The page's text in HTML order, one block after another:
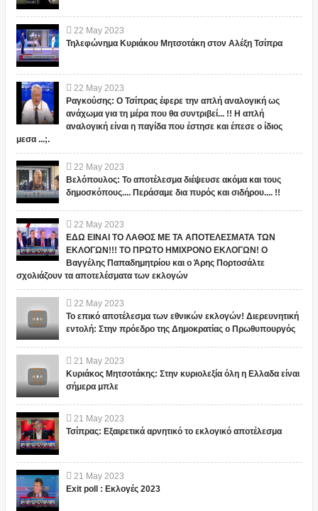
22 May 2023
Τηλεφώνημα Κυριάκου Μητσοτάκη στον Αλέξη Τσίπρα
22 May 2023
Ραγκούσης: Ο Τσίπρας έφερε την απλή αναλογική ως
ανάχωμα για τη μέρα που θα συντριβεί... !! Η απλή
αναλογική είναι η παγίδα που έστησε και έπεσε ο ίδιος
μεσα ...;.
22 May 2023
Βελόπουλος: Το αποτέλεσμα διέψευσε ακόμα και τους
δημοσκόπους.... Περάσαμε δια πυρός και σιδήρου.... !!
22 May 2023
ΕΔΩ ΕΙΝΑΙ ΤΟ ΛΑΘΟΣ ΜΕ ΤΑ ΑΠΟΤΕΛΕΣΜΑΤΑ ΤΩΝ
ΕΚΛΟΓΩΝ!!! ΤΟ ΠΡΩΤΟ ΗΜΙΧΡΟΝΟ ΕΚΛΟΓΩΝ! Ο
Βαγγέλης Παπαδημητρίου και ο Άρης Πορτοσάλτε
σχολιάζουν τα αποτελέσματα των εκλογών
22 May 2023
Το επικό αποτέλεσμα των εθνικών εκλογών! Διερευνητική
εντολή: Στην πρόεδρο της Δημοκρατίας ο Πρωθυπουργός
21 May 2023
Κυριάκος Μητσοτάκης: Στην κυριολεξία όλη η Ελλαδα είναι
σήμερα μπλε
21 May 2023
Τσίπρας: Εξαιρετικά αρνητικό το εκλογικό αποτέλεσμα
21 May 2023
Exit poll : Εκλογές 2023